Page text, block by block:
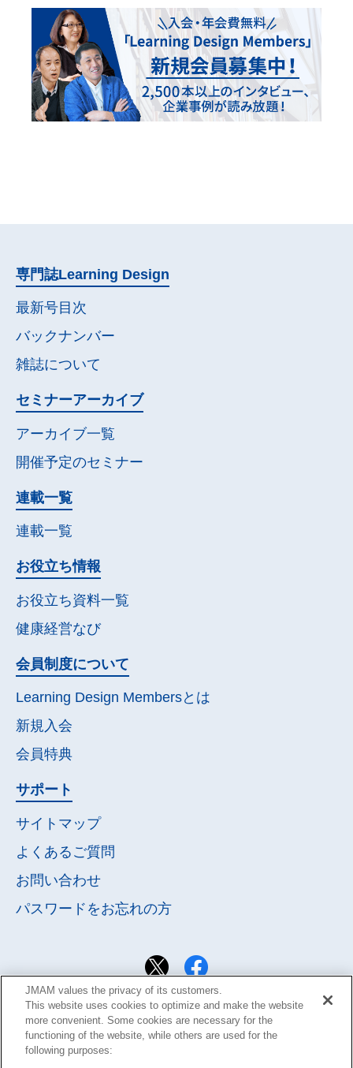
専門誌Learning Design
最新号目次
バックナンバー
雑誌について
セミナーアーカイブ
アーカイブ一覧
開催予定のセミナー
連載一覧
連載一覧
お役立ち情報
お役立ち資料一覧
健康経営なび
会員制度について
Learning Design Membersとは
新規入会
会員特典
サポート
サイトマップ
よくあるご質問
お問い合わせ
パスワードをお忘れの方
JMAM values the privacy of its customers.
This website uses cookies to optimize and make the website
more convenient. Some cookies are necessary for the
functioning of the website, while others are used for the
following purposes: